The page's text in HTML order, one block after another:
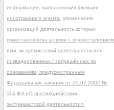
информации, выполняющих функции
иностранного агента , упоминания
организаций деятельность которых
приостановлена в связи с осуществлением
ими экстремистской деятельности или
ликвидированных / запрещённых по
основаниям, предусмотренным
Федеральным законом от 25.07.2002 №
114-ФЗ «О противодействии
экстремистской деятельности»